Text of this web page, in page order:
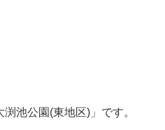
池公園(東地区)」です。